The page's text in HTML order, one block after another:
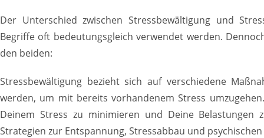
Der Unterschied zwischen Stressbewältigung und
Begriffe oft bedeutungsgleich verwendet werden.
den beiden:
Stressbewältigung bezieht sich auf verschiedene
werden, um mit bereits vorhandenem Stress
Deinem Stress zu minimieren und Deine Belastungen
Strategien zur Entspannung, Stressabbau und